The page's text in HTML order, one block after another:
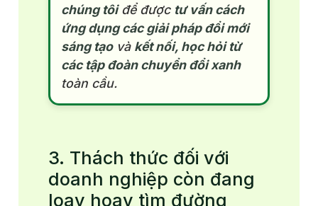
chúng tôiđể được tư vấn cách
ứng dụng các giải pháp đổi mới
sáng tạovà kết nối, học hỏi từ
các tập đoàn chuyển đổi xanh
toàn cầu.
3. Thách thức đối với
doanh nghiệp còn đang
loay hoay tìm đường